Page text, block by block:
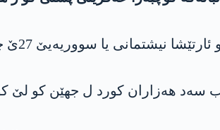
پاشین ل حەلەب و باکور و رۆژهلاتێ سووریەیێ ئێرش دابوون دەستپێکرن.
ب سەد هەزاران کورد ل جهێن کو لێ